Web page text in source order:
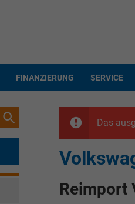
FINANZIERUNG SERVICE
Das
Reimport